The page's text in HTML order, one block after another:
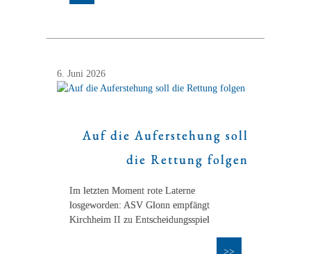
6. Juni 2026
Auf die Auferstehung soll
die Rettung folgen
Im letzten Moment rote Laterne
losgeworden: ASV Glonn empfängt
Kirchheim II zu Entscheidungsspiel
>>